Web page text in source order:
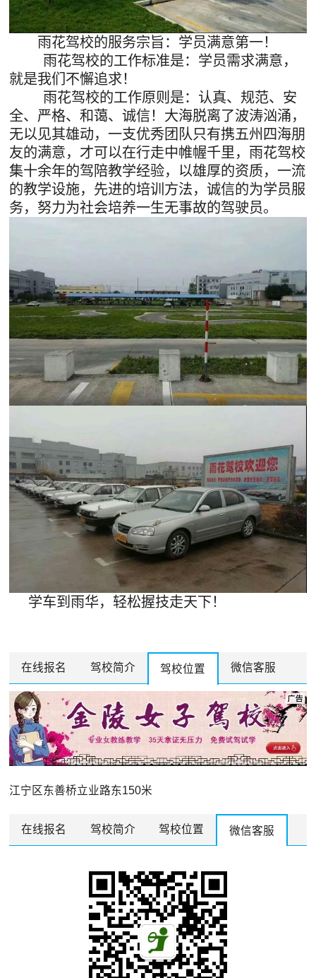
雨花驾校的服务宗旨：学员满意第一！
雨花驾校的工作标准是：学员需求满意，
就是我们不懈追求！
雨花驾校的工作原则是：认真、规范、安
全、严格、和蔼、诚信！大海脱离了波涛汹涌，
无以见其雄动，一支优秀团队只有携五州四海朋
友的满意，才可以在行走中帷幄千里，雨花驾校
集十余年的驾陪教学经验，以雄厚的资质，一流
的教学设施，先进的培训方法，诚信的为学员服
务，努力为社会培养一生无事故的驾驶员。
学车到雨华，轻松握技走天下！
在线报名 驾校简介 驾校位置 微信客服
江宁区东善桥立业路东150米
在线报名 驾校简介 驾校位置 微信客服